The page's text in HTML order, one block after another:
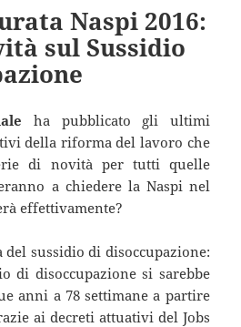
Naspi 2016:
sul Sussidio
ha pubblicato gli ultimi
della riforma del lavoro che
di novità per tutti quelle
a chiedere la Naspi nel
effettivamente?
del sussidio di disoccupazione:
di disoccupazione si sarebbe
anni a 78 settimane a partire
ai decreti attuativi del Jobs